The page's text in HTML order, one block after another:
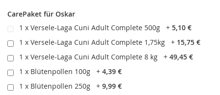
CarePaket für Oskar
1 x Versele-Laga Cuni Adult Complete 500g
+ 5,10 €
1 x Versele-Laga Cuni Adult Complete 1,75kg
+ 15,75 €
1 x Versele-Laga Cuni Adult Complete 8 kg
+ 49,45 €
1 x Blütenpollen 100g
+ 4,39 €
1 x Blütenpollen 250g
+ 9,99 €